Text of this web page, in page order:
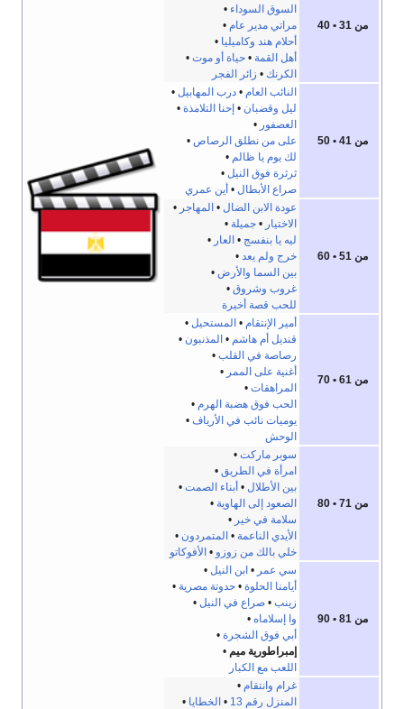
من 31 • 40
السوق السوداء •
مراتي مدير عام •
أحلام هند وكاميليا •
أهل القمة •حياة أو موت •
الكرنك • زائر الفجر
من 41 • 50
النائب العام •درب المهابيل •
ليل وقضبان • إحنا التلامذة •
العصفور •
على من نطلق الرصاص •
لك يوم يا ظالم •
ثرثرة فوق النيل •
صراع الأبطال • أين عمري
من 51 • 60
عودة الابن الضال • المهاجر •
الاختيار •جميلة •
ليه يا بنفسج • العار •
خرج ولم يعد •
بين السما والأرض •
غروب وشروق •
للحب قصة أخيرة
من 61 • 70
أمير الإنتقام • المستحيل •
قنديل أم هاشم • المذنبون •
رصاصة في القلب •
أغنية على الممر •
المراهقات •
الحب فوق هضبة الهرم •
يوميات نائب في الأرياف •
الوحش
من 71 • 80
سوبر ماركت •
امرأة في الطريق •
بين الأطلال • أبناء الصمت •
الصعود إلى الهاوية •
سلامة في خير •
الأيدي الناعمة • المتمردون •
خلي بالك من زوزو • الأفوكاتو
من 81 • 90
سي عمر • ابن النيل •
أيامنا الحلوة •حدوتة مصرية •
زينب •صراع في النيل •
وا إسلاماه •
أبي فوق الشجرة •
إمبراطورية ميم •
اللعب مع الكبار
غرام وانتقام •
المنزل رقم 13
• الخطايا •